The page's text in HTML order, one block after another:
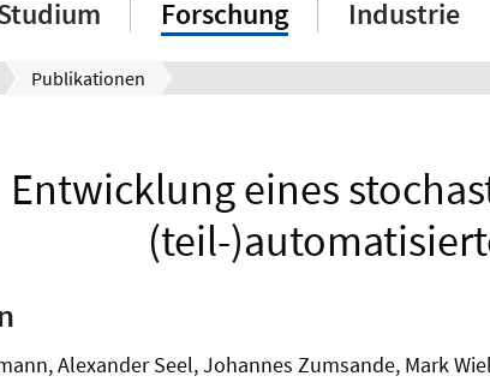
Forschung Industrie
Publikationen
Entwicklung eines
(teil-
Alexander Seel, Johannes Zumsande, Mark